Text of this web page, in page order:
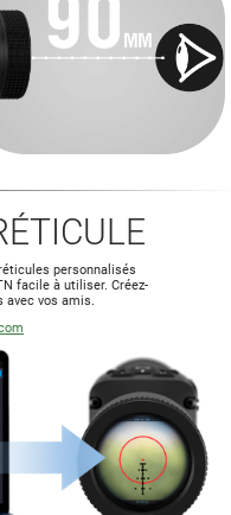
personnalisés
facile à utiliser. Créez-
avec vos amis.